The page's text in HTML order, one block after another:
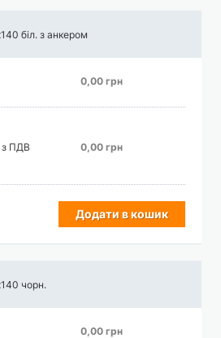
біл. з анкером
0,00 грн
ПДВ 0,00 грн
Додати в кошик
чорн.
0,00 грн